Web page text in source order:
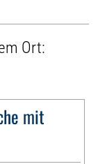
Ort:
mit